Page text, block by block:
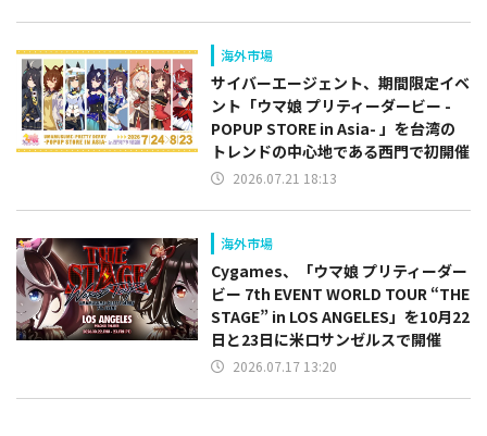
海外市場
サイバーエージェント、期間限定イベ
ント「ウマ娘 プリティーダービー -
POPUP STORE in Asia- 」を台湾の
トレンドの中心地である西門で初開催
2026.07.21 18:13
海外市場
Cygames、「ウマ娘 プリティーダー
ビー 7th EVENT WORLD TOUR “THE
STAGE” in LOS ANGELES」を10月22
日と23日に米ロサンゼルスで開催
2026.07.17 13:20